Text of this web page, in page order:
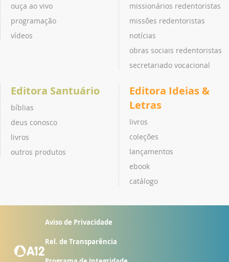
ouça ao vivo
programação
vídeos
missionários redentoristas
missões redentoristas
notícias
obras sociais redentoristas
secretariado vocacional
Editora Santuário
bíblias
deus conosco
livros
outros produtos
Editora Ideias &
Letras
livros
coleções
lançamentos
ebook
catálogo
Aviso de Privacidade
Rel. de Transparência